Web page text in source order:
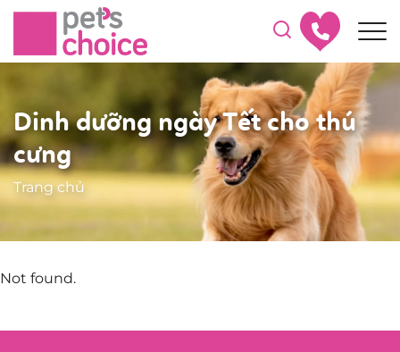
Dinh dưỡng ngày Tết cho thú
cưng
Trang chủ
Not found.